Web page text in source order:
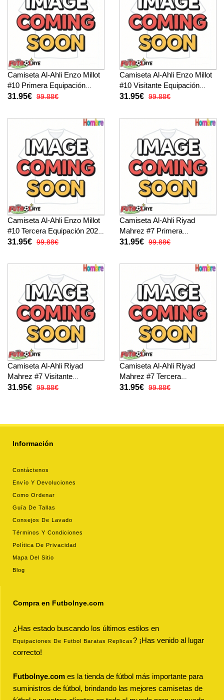
Camiseta Al-Ahli Enzo Millot
#10 Primera Equipación
2025-26 manga corta
31.95€ 99.88€
Camiseta Al-Ahli Enzo Millot
#10 Visitante Equipación
2025-26 manga corta
31.95€ 99.88€
Camiseta Al-Ahli Enzo Millot
#10 Tercera Equipación 2025-
26 manga corta
31.95€ 99.88€
Camiseta Al-Ahli Riyad
Mahrez #7 Primera
Equipación 2025-26 manga
31.95€ 99.88€
Camiseta Al-Ahli Riyad
Mahrez #7 Visitante
Equipación 2025-26 manga
31.95€ 99.88€
Camiseta Al-Ahli Riyad
Mahrez #7 Tercera
Equipación 2025-26 manga
31.95€ 99.88€
Información
Contáctenos
Envío Y Devoluciones
Como Ordenar
Guía De Tallas
Consejos De Lavado
Términos Y Condiciones
Política De Privacidad
Mapa Del Sitio
Blog
Compra en Futbolnye.com
¿Has estado buscando los últimos estilos en
Equipaciones De Futbol Baratas Replicas? ¡Has venido al lugar
correcto!
Futbolnye.com es la tienda de fútbol más importante para
suministros de fútbol, brindando las mejores camisetas de